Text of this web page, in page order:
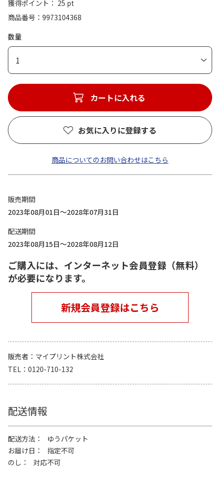
獲得ポイント： 25 pt
商品番号
9973104368
数量
1
カートに入れる
お気に入りに登録する
商品についてのお問い合わせはこちら
販売期間
2023年08月01日～2028年07月31日
配送期間
2023年08月15日～2028年08月12日
ご購入には、インターネット会員登録（無料）
が必要になります。
新規会員登録はこちら
販売者
マイプリント株式会社
TEL
0120-710-132
配送情報
配送方法
ゆうパケット
お届け日
指定不可
のし
対応不可